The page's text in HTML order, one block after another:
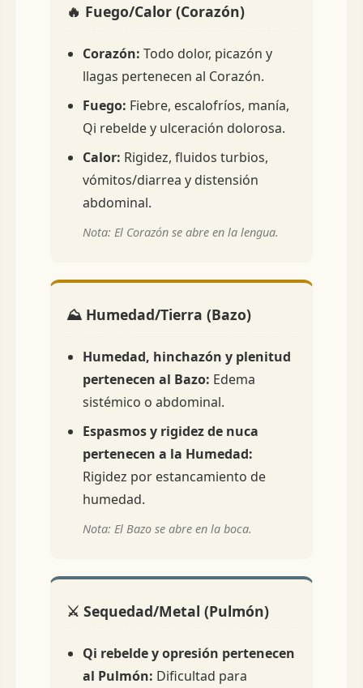
🔥 Fuego/Calor (Corazón)
Corazón: Todo dolor, picazón y
llagas pertenecen al Corazón.
Fuego: Fiebre, escalofríos, manía,
Qi rebelde y ulceración dolorosa.
Calor: Rigidez, fluidos turbios,
vómitos/diarrea y distensión
abdominal.
Nota: El Corazón se abre en la lengua.
⛰️ Humedad/Tierra (Bazo)
Humedad, hinchazón y plenitud
pertenecen al Bazo: Edema
sistémico o abdominal.
Espasmos y rigidez de nuca
pertenecen a la Humedad:
Rigidez por estancamiento de
humedad.
Nota: El Bazo se abre en la boca.
⚔️ Sequedad/Metal (Pulmón)
Qi rebelde y opresión pertenecen
al Pulmón: Dificultad para